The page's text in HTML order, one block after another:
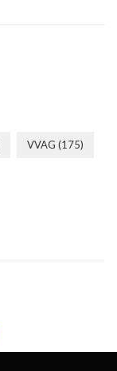
VVAG (175)